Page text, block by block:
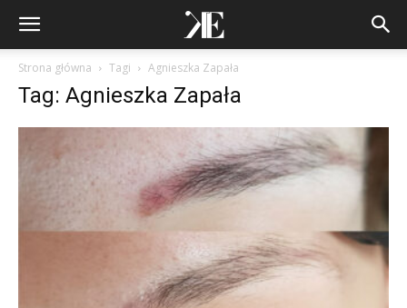
Strona główna Tagi Agnieszka Zapała
Tag: Agnieszka Zapała